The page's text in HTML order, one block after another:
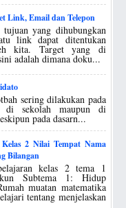
Link, Email dan Telepon
tujuan yang dihubungkan
link dapat ditentukan
kita. Target yang di
adalah dimana doku...
sering dilakukan pada
di sekolah maupun di
pada dasarn...
2 Nilai Tempat Nama
Bilangan
kelas 2 tema 1
Subtema 1: Hidup
muatan matematika
tentang menjelaskan